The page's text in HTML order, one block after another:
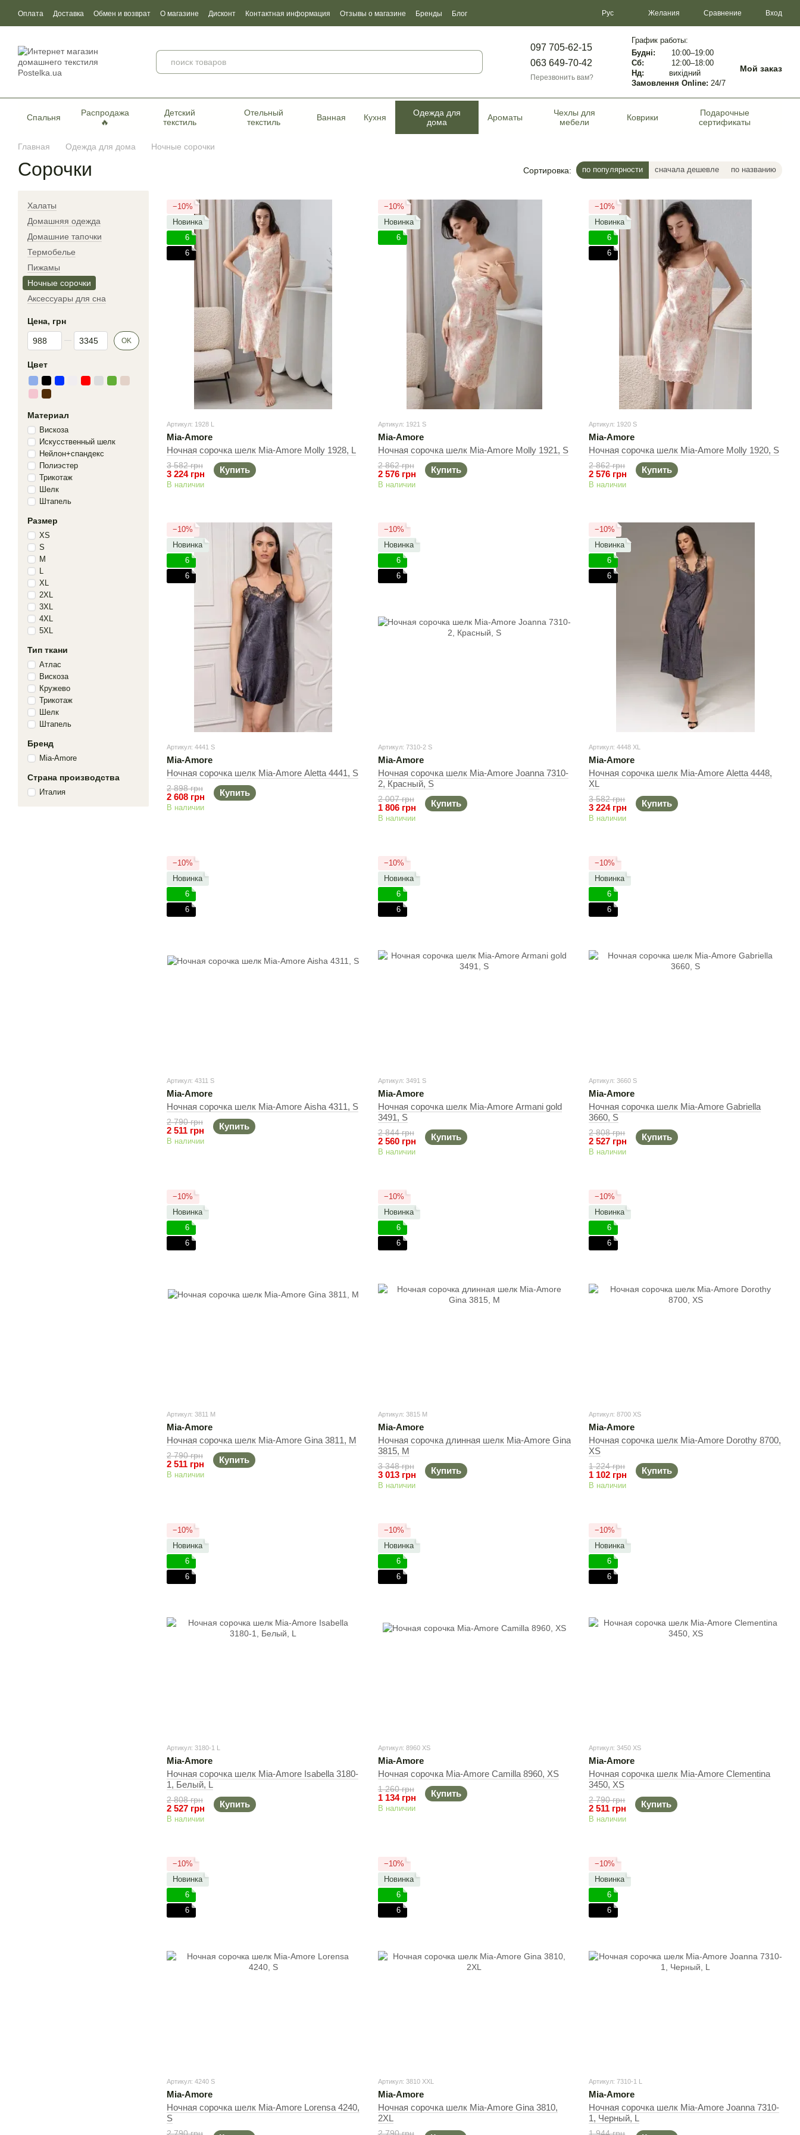
Оплата Доставка Обмен и возврат О магазине Дисконт Контактная информация Отзывы о магазине Бренды
Блог
Пользовательское соглашение
Договор публичной оферты Сертификаты качества
Рус Желания Сравнение Вход
097 705-62-15
063 649-70-42
Перезвонить вам?
График работы:
Будні:
10:00–19:00
Сб:
12:00–18:00
Нд:
вихідний
Замовлення Online: 24/7
Мой заказ
Спальня
Распродажа
🔥
Детский
текстиль
Отельный
текстиль
Ванная Кухня
Одежда для
дома
Ароматы
Чехлы для
мебели
Коврики
Подарочные
сертификаты
Главная Одежда для дома Ночные сорочки
Сорочки Сортировка: по популярности сначала дешевле по названию
−10%
Новинка
6
6
Артикул: 1928 L
Mia-Amore
Ночная сорочка шелк Mia-Amore Molly 1928, L
3 582 грн
3 224 грн Купить
В наличии
−10%
Новинка
6
Артикул: 1921 S
Mia-Amore
Ночная сорочка шелк Mia-Amore Molly 1921, S
2 862 грн
2 576 грн Купить
В наличии
−10%
Новинка
6
6
Артикул: 1920 S
Mia-Amore
Ночная сорочка шелк Mia-Amore Molly 1920, S
2 862 грн
2 576 грн Купить
В наличии
−10%
Новинка
6
6
Артикул: 4441 S
Mia-Amore
Ночная сорочка шелк Mia-Amore Aletta 4441, S
2 898 грн
2 608 грн Купить
В наличии
−10%
Новинка
6
6
Артикул: 7310-2 S
Mia-Amore
Ночная сорочка шелк Mia-Amore Joanna 7310-
2, Красный, S
2 007 грн
1 806 грн Купить
В наличии
−10%
Новинка
6
6
Артикул: 4448 XL
Mia-Amore
Ночная сорочка шелк Mia-Amore Aletta 4448,
XL
3 582 грн
3 224 грн Купить
В наличии
−10%
Новинка
6
6
Артикул: 4311 S
Mia-Amore
Ночная сорочка шелк Mia-Amore Aisha 4311, S
2 790 грн
2 511 грн Купить
В наличии
−10%
Новинка
6
6
Артикул: 3491 S
Mia-Amore
Ночная сорочка шелк Mia-Amore Armani gold
3491, S
2 844 грн
2 560 грн Купить
В наличии
−10%
Новинка
6
6
Артикул: 3660 S
Mia-Amore
Ночная сорочка шелк Mia-Amore Gabriella
3660, S
2 808 грн
2 527 грн Купить
В наличии
−10%
Новинка
6
6
Артикул: 3811 M
Mia-Amore
Ночная сорочка шелк Mia-Amore Gina 3811, M
2 790 грн
2 511 грн Купить
В наличии
−10%
Новинка
6
6
Артикул: 3815 M
Mia-Amore
Ночная сорочка длинная шелк Mia-Amore Gina
3815, M
3 348 грн
3 013 грн Купить
В наличии
−10%
Новинка
6
6
Артикул: 8700 XS
Mia-Amore
Ночная сорочка шелк Mia-Amore Dorothy 8700,
XS
1 224 грн
1 102 грн Купить
В наличии
−10%
Новинка
6
6
Артикул: 3180-1 L
Mia-Amore
Ночная сорочка шелк Mia-Amore Isabella 3180-
1, Белый, L
2 808 грн
2 527 грн Купить
В наличии
−10%
Новинка
6
6
Артикул: 8960 XS
Mia-Amore
Ночная сорочка Mia-Amore Camilla 8960, XS
1 260 грн
1 134 грн Купить
В наличии
−10%
Новинка
6
6
Артикул: 3450 XS
Mia-Amore
Ночная сорочка шелк Mia-Amore Clementina
3450, XS
2 790 грн
2 511 грн Купить
В наличии
−10%
Новинка
6
6
Артикул: 4240 S
Mia-Amore
Ночная сорочка шелк Mia-Amore Lorensa 4240,
S
−10%
Новинка
6
6
Артикул: 3810 XXL
Mia-Amore
Ночная сорочка шелк Mia-Amore Gina 3810,
2XL
−10%
Новинка
6
6
Артикул: 7310-1 L
Mia-Amore
Ночная сорочка шелк Mia-Amore Joanna 7310-
1, Черный, L
Халаты
Домашняя одежда
Домашние тапочки
Термобелье
Пижамы
Ночные сорочки
Аксессуары для сна
Цена, грн
От Цена, грн
До Цена, грн OK
Цвет
Материал
Вискоза
Искусственный шелк
Нейлон+спандекс
Полиэстер
Трикотаж
Шелк
Штапель
Размер
XS
S
M
L
XL
2XL
3XL
4XL
5XL
Тип ткани
Атлас
Вискоза
Кружево
Трикотаж
Шелк
Штапель
Бренд
Mia-Amore
Страна производства
Италия